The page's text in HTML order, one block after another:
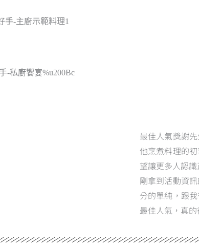
最佳人氣獎謝
他烹煮料理的
望讓更多人認
剛拿到活動資
分的單純，跟
最佳人氣，真